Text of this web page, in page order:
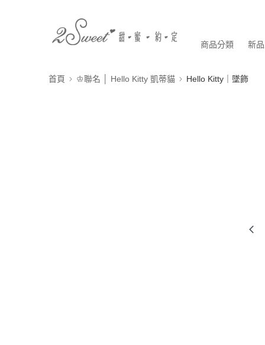
商品分類 新
首頁 ♔聯名 │ Hello Kitty 凱蒂貓 Hello Kitty｜墜飾